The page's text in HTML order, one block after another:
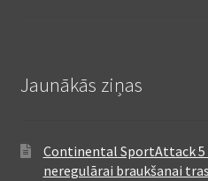
Jaunākās ziņas
Continental SportAttack 5
neregulārai braukšanai